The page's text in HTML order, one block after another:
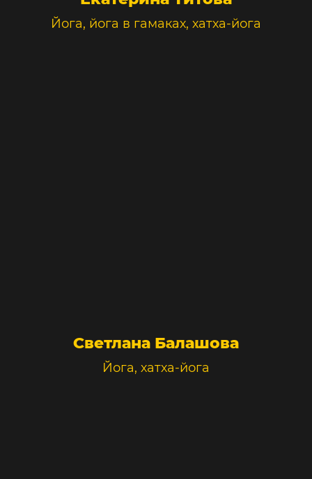
Йога, йога в гамаках, хатха-йога
Светлана Балашова
Йога, хатха-йога